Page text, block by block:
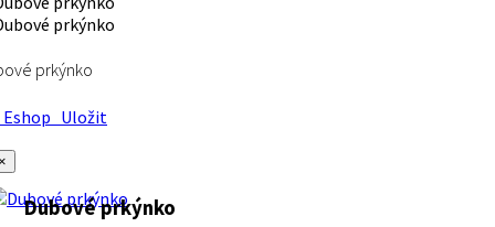
prkýnko
Uložit
Dubové prkýnko